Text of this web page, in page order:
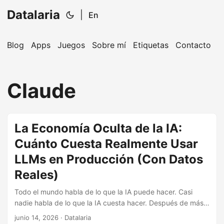
Datalaria En
Blog Apps Juegos Sobre mí Etiquetas Contacto
Claude
La Economía Oculta de la IA:
Cuánto Cuesta Realmente Usar
LLMs en Producción (Con Datos
Reales)
Todo el mundo habla de lo que la IA puede hacer. Casi
nadie habla de lo que la IA cuesta hacer. Después de más
de 6 meses operando agentes autónomos en producción
junio 14, 2026 · Datalaria
¡Hola! Soy tu asistente de Operations Engineering.